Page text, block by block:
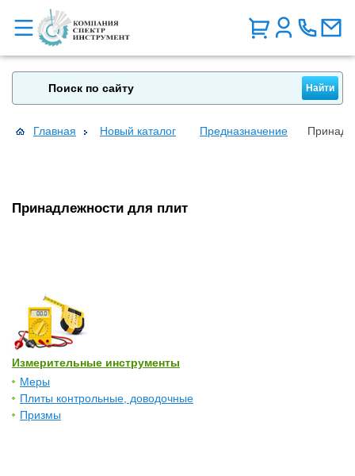
Главная Новый каталог Предназначение
Принадлежности для плит
Измерительные инструменты
Меры
Плиты контрольные, доводочные
Призмы